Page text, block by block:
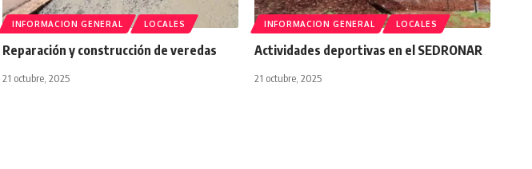
INFORMACION GENERAL LOCALES
Reparación y construcción de veredas
21 octubre, 2025
INFORMACION GENERAL LOCALES
Actividades deportivas en el SEDRONAR
21 octubre, 2025